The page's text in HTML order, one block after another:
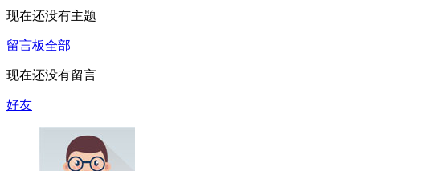
现在还没有主题
留言板全部
现在还没有留言
好友